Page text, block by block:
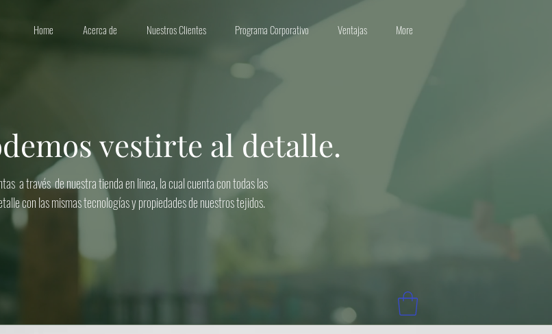
Home Acerca de Nuestros Clientes Programa Corporativo Ventajas More
vestirte al detalle.
a través de nuestra tienda en linea, la cual cuenta con todas las
con las mismastecnologías y propiedades de nuestros tejidos.